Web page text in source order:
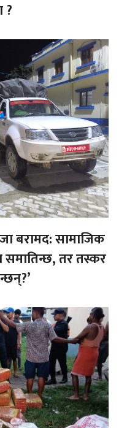
?
बरामद: सामाजिक
समातिन्छ, तर तस्कर